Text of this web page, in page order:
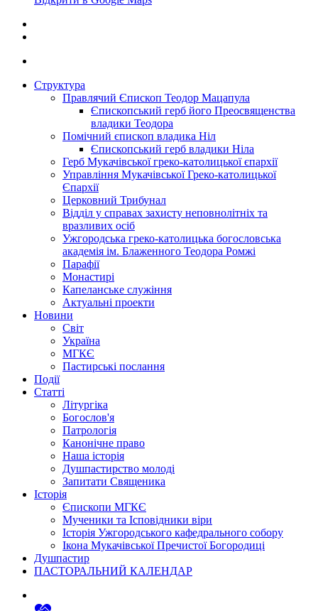
Структура
Правлячий Єпископ Теодор Мацапула
Єпископський герб його Преосвященства
владики Теодора
Помічний єпископ владика Ніл
Єпископський герб владики Ніла
Герб Мукачівської греко-католицької єпархії
Управління Мукачівської Греко-католицької
Єпархії
Церковний Трибунал
Відділ у справах захисту неповнолітніх та
вразливих осіб
Ужгородська греко-католицька богословська
академія ім. Блаженного Теодора Ромжі
Парафії
Монастирі
Капеланське служіння
Актуальні проекти
Новини
Світ
Україна
МГКЄ
Пастирські послання
Події
Статті
Літургіка
Богослов'я
Патрологія
Канонічне право
Наша історія
Душпастирство молоді
Запитати Священика
Історія
Єпископи МГКЄ
Мученики та Ісповідники віри
Історія Ужгородського кафедрального собору
Ікона Мукачівської Пречистої Богородиці
Душпастир
ПАСТОРАЛЬНИЙ КАЛЕНДАР